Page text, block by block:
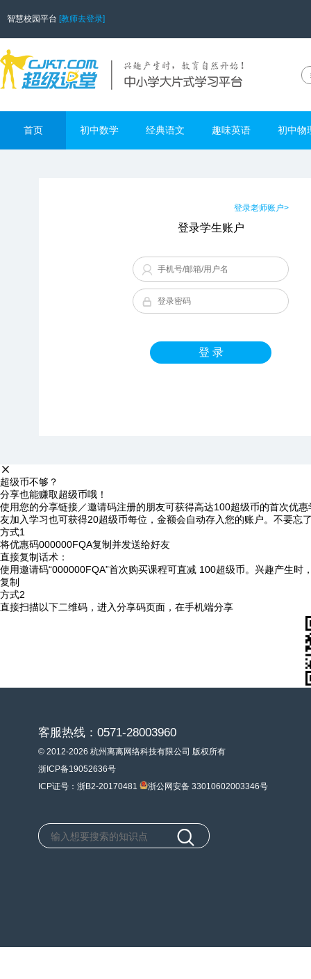
智慧校园平台 [教师去登录]
首页 初中数学 经典语文 趣味英语 初中物
登录老师账户>
登录学生账户
登 录
超级币不够？
分享也能赚取超级币哦！
使用您的分享链接／邀请码注册的朋友可获得高达100超级币的首次优
友加入学习也可获得20超级币每位，金额会自动存入您的账户。不要忘
方式1
将优惠码000000FQA复制并发送给好友
直接复制话术：
使用邀请码“000000FQA”首次购买课程可直减 100超级币。兴趣产生时
复制
方式2
直接扫描以下二维码，进入分享码页面，在手机端分享
客服热线：0571-28003960
© 2012-2026 杭州离离网络科技有限公司 版权所有
浙ICP备19052636号
ICP证号：浙B2-20170481
浙公网安备 33010602003346号